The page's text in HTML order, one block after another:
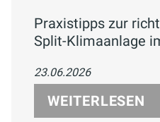
Praxistipps zur
Split-Klimaanlage
Lüftungsverhalten
einfach erklärt.
23.06.2026
WEITERLESEN